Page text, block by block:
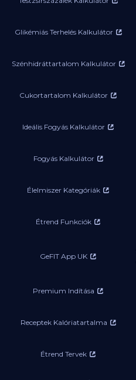
Glikémiás Terhelés Kalkulátor
Szénhidráttartalom Kalkulátor
Cukortartalom Kalkulátor
Ideális Fogyás Kalkulátor
Fogyás Kalkulátor
Élelmiszer Kategóriák
Étrend Funkciók
GeFIT App UK
Premium Indítása
Receptek Kalóriatartalma
Étrend Tervek